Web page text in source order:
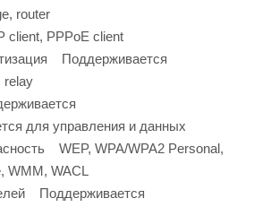
router
PPPoE client
Поддерживается
для управления и данных
WEP, WPA/WPA2 Personal,
WMM, WACL
Поддерживается